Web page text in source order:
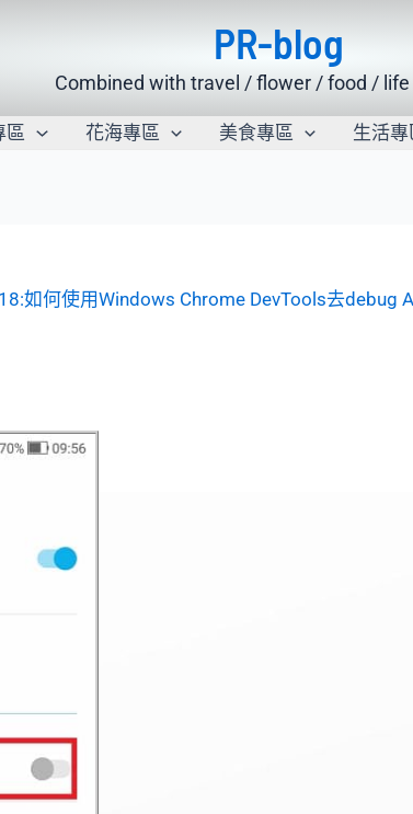
PR-blog
Combined with travel / flower / food / life
區 花海專區 美食專區 生活專
如何使用Windows Chrome DevTools去debug